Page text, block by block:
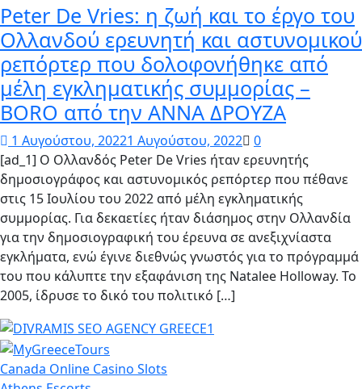
Peter De Vries: η ζωή και το έργο του
Ολλανδού ερευνητή και αστυνομικού
ρεπόρτερ που δολοφονήθηκε από
μέλη εγκληματικής συμμορίας –
BORO από την ΑΝΝΑ ΔΡΟΥΖΑ
1 Αυγούστου, 20221 Αυγούστου, 2022
0
[ad_1] Ο Ολλανδός Peter De Vries ήταν ερευνητής
δημοσιογράφος και αστυνομικός ρεπόρτερ που πέθανε
στις 15 Ιουλίου του 2022 από μέλη εγκληματικής
συμμορίας. Για δεκαετίες ήταν διάσημος στην Ολλανδία
για την δημοσιογραφική του έρευνα σε ανεξιχνίαστα
εγκλήματα, ενώ έγινε διεθνώς γνωστός για το πρόγραμμά
του που κάλυπτε την εξαφάνιση της Natalee Holloway. Το
2005, ίδρυσε το δικό του πολιτικό […]
Canada Online Casino Slots